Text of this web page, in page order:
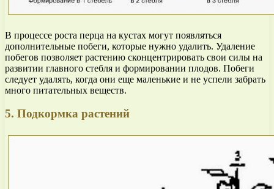
В процессе роста перца на кустах могут появляться
дополнительные побеги, которые нужно удалить. Удаление
побегов позволяет растению сконцентрировать свои силы на
развитии главного стебля и формировании плодов. Побеги
следует удалять, когда они еще маленькие и не успели забрать
много питательных веществ.
5. Подкормка растений